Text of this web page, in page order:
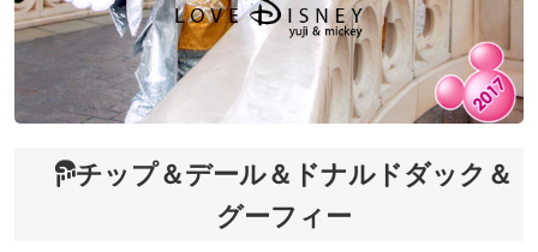
チップ＆デール＆ドナルドダック＆
グーフィー